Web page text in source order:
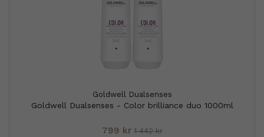
Goldwell Dualsenses
Goldwell Dualsenses - Color brilliance duo 1000ml
799 kr 1 442 kr